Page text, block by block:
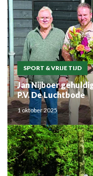
SPORT & VRIJE TIJD
Jan Nijboer
P.V. De Luchtbode
1 oktober 2025